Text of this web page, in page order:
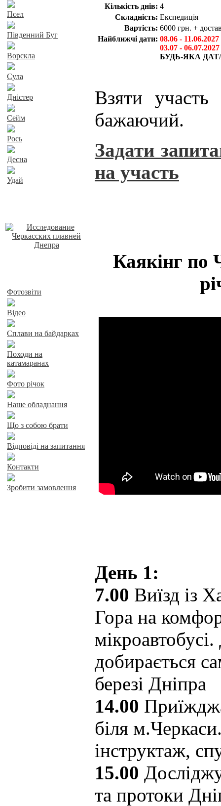
Псел
Південний Буг
Ворскла
Сула
Дністер
Сейм
Рось
Десна
Удай
Фотозвіти
Відео
Сплави на байдарках
Походи на
катамаранах
Фото річок
Наше обладнання
Що з собою брати
Відповіді на запитання
Контакти
Зробити замовлення
Кількість днів: 4
Складність: Експедиція
Вартість: 6000 грн. +
Найближчі дати: 08.06 - 11.06.2027
03.07 - 06.07.2027
БУДЬ-ЯКА
Взяти
бажаючий.
Задати
на участь
Каякінг по
День 1:
7.00 Виїзд із
Гора на
добирається
березі Дніпра
14.00
біля
інструктаж,
15.00
та протоки